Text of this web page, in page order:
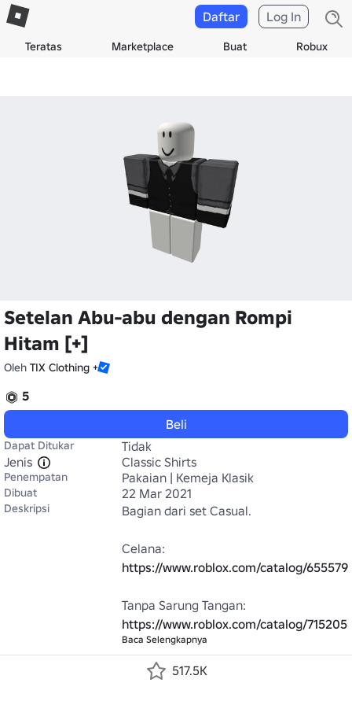
Teratas Marketplace Buat Robux
Daftar Log In
Setelan Abu-abu dengan Rompi
Hitam [+]
Oleh TIX Clothing +
5
Beli
Dapat Ditukar
Tidak
Jenis
Classic Shirts
Penempatan Pakaian | Kemeja Klasik
Dibuat 22 Mar 2021
Deskripsi Bagian dari set Casual.
https://www.roblox.com/catalog/
https://www.roblox.com/catalog/
Baca Selengkapnya
517.5K